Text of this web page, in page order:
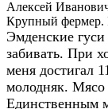
Алексей
Крупный фермер.
Эмденские гуси
забивать. При
меня достигал
молодняк. Мясо
Единственным